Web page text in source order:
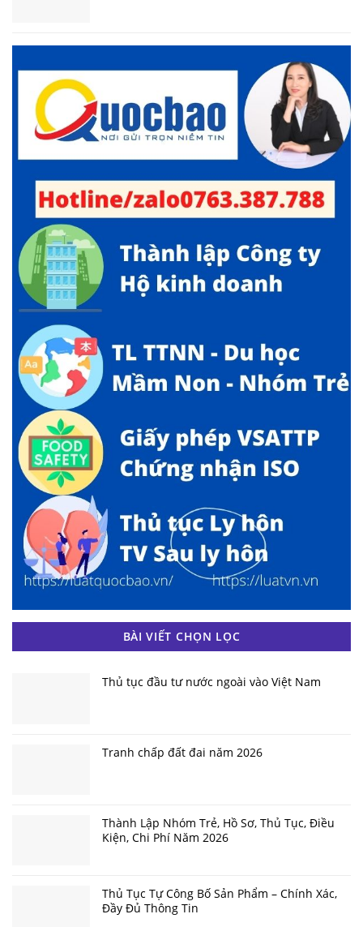
BÀI VIẾT CHỌN LỌC
Thủ tục đầu tư nước ngoài vào Việt Nam
Tranh chấp đất đai năm 2026
Thành Lập Nhóm Trẻ, Hồ Sơ, Thủ Tục, Điều
Kiện, Chi Phí Năm 2026
Thủ Tục Tự Công Bố Sản Phẩm – Chính Xác,
Đầy Đủ Thông Tin